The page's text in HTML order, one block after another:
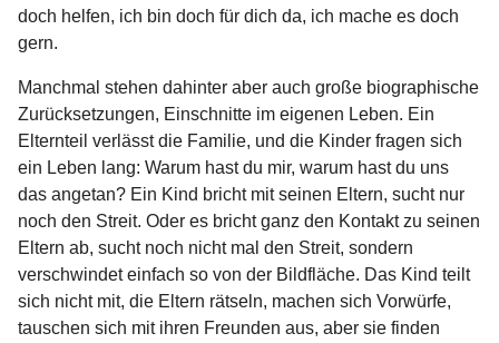
doch helfen, ich bin doch für dich da, ich mache es doch
gern.
Manchmal stehen dahinter aber auch große biographische
Zurücksetzungen, Einschnitte im eigenen Leben. Ein
Elternteil verlässt die Familie, und die Kinder fragen sich
ein Leben lang: Warum hast du mir, warum hast du uns
das angetan? Ein Kind bricht mit seinen Eltern, sucht nur
noch den Streit. Oder es bricht ganz den Kontakt zu seinen
Eltern ab, sucht noch nicht mal den Streit, sondern
verschwindet einfach so von der Bildfläche. Das Kind teilt
sich nicht mit, die Eltern rätseln, machen sich Vorwürfe,
tauschen sich mit ihren Freunden aus, aber sie finden